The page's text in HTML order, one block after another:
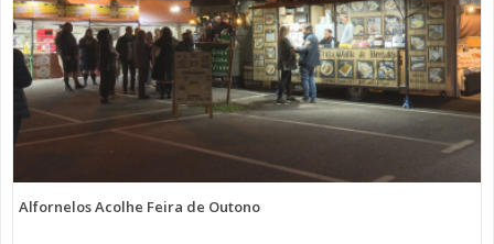
Alfornelos Acolhe Feira de Outono